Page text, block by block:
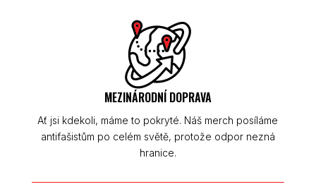
MEZINÁRODNÍ DOPRAVA
Ať jsi kdekoli, máme to pokryté. Náš merch posíláme
antifašistům po celém světě, protože odpor nezná
hranice.